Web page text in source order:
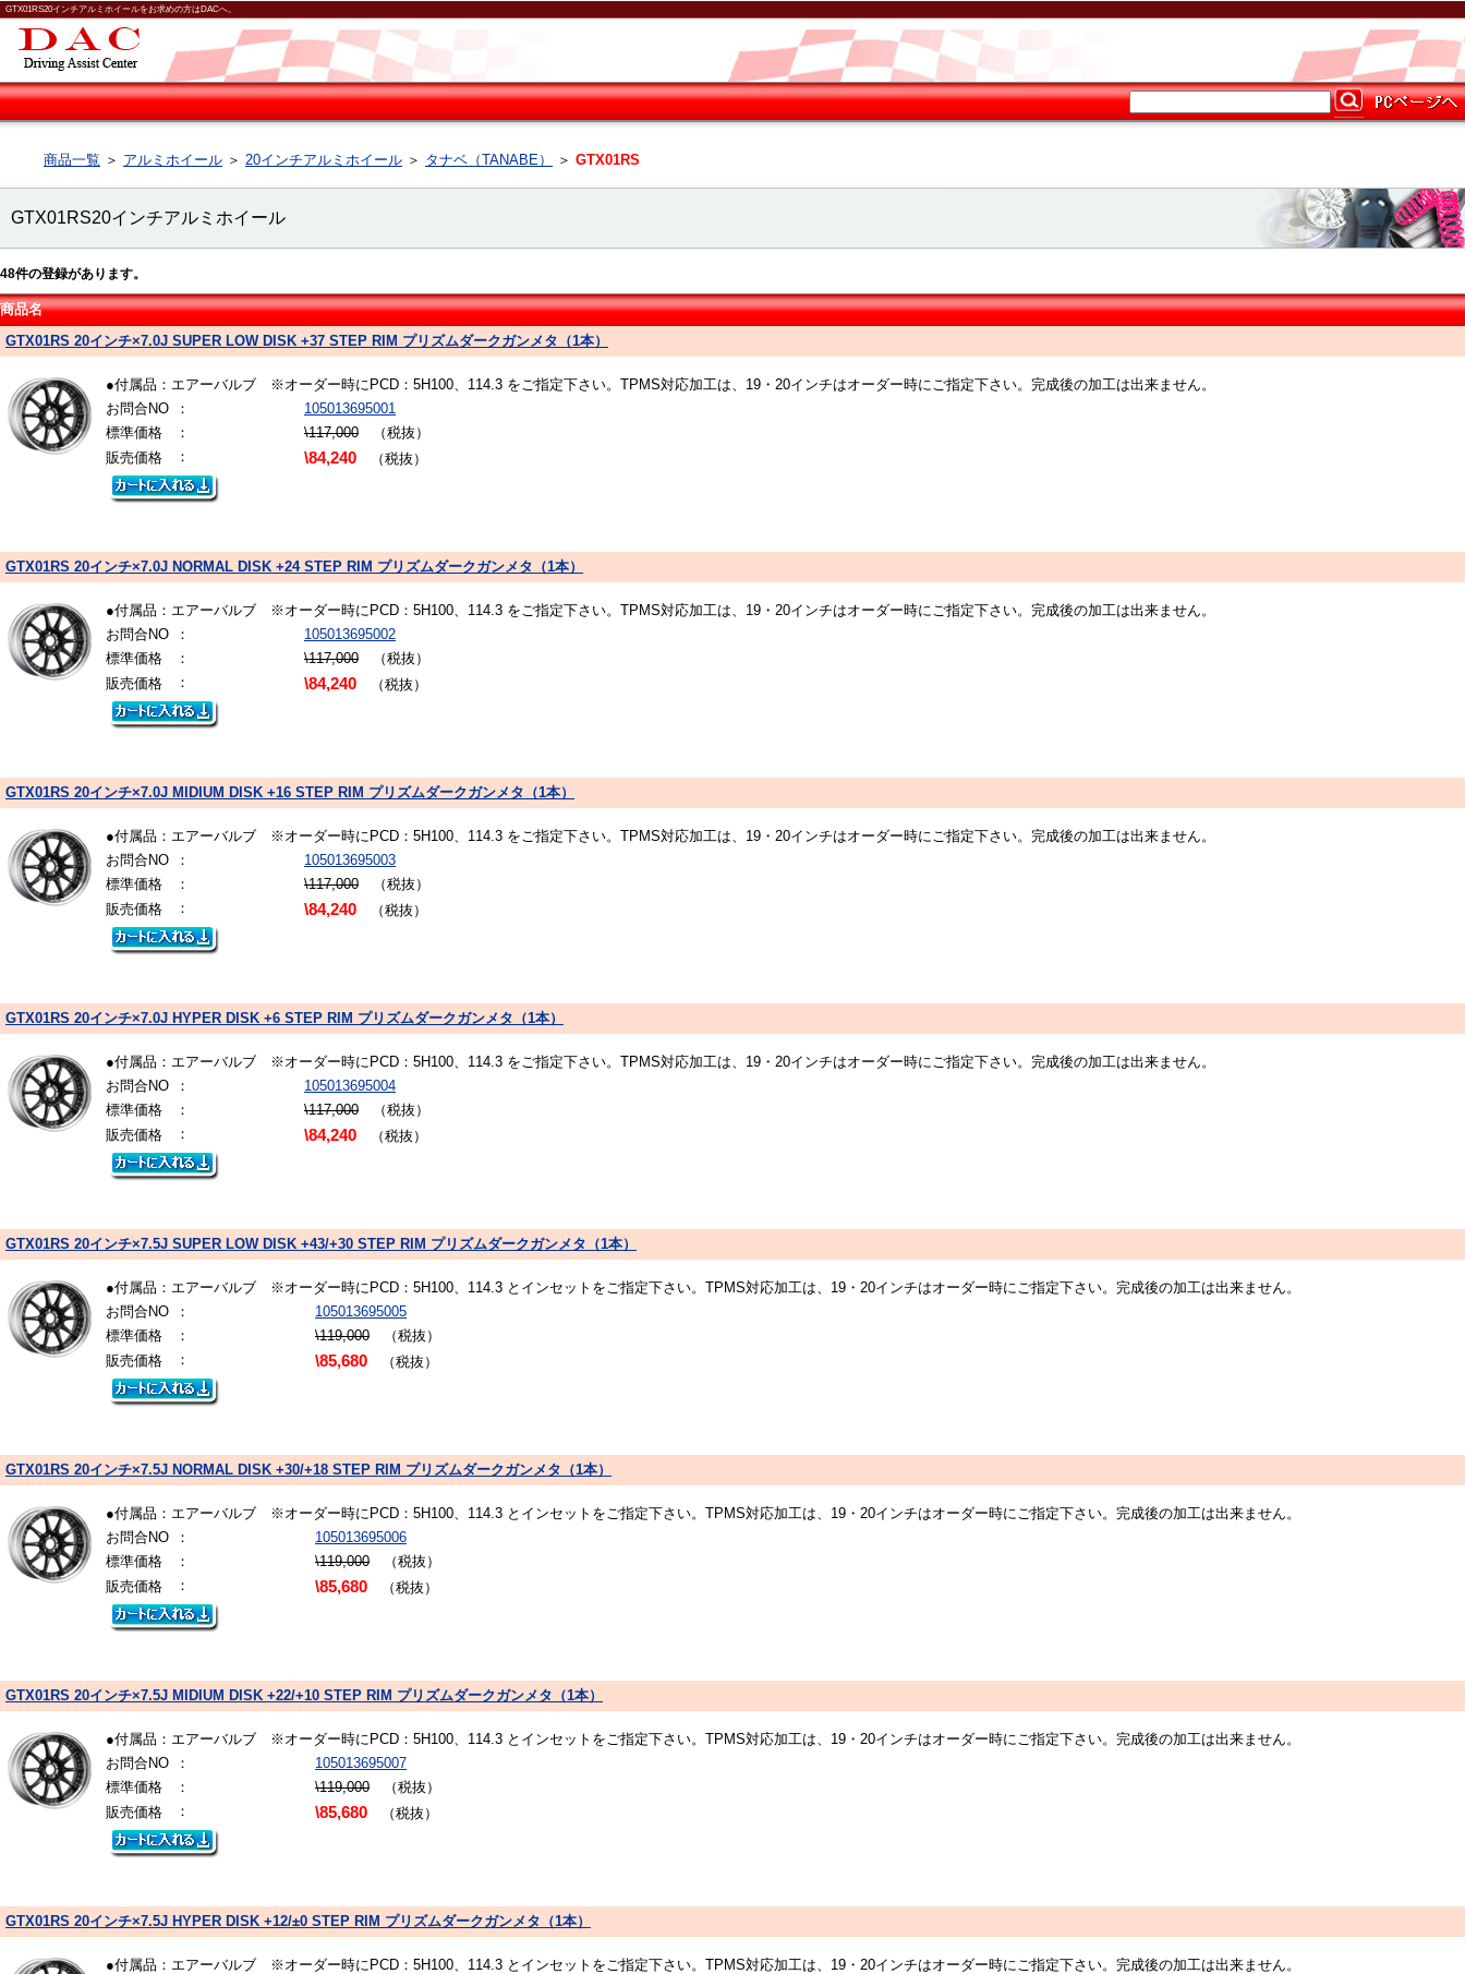
GTX01RS20インチアルミホイールをお求めの方はDACへ。
商品一覧 ＞ アルミホイール ＞ 20インチアルミホイール ＞ タナベ（TANABE） ＞ GTX01RS
GTX01RS20インチアルミホイール
48件の登録があります。
商品名
GTX01RS 20インチ×7.0J SUPER LOW DISK +37 STEP RIM プリズムダークガンメタ（1本）
●付属品：エアーバルブ ※オーダー時にPCD：5H100、114.3 をご指定下さい。TPMS対応加工は、19・20インチはオーダー時にご指定下さい。完成後の加工は出来ません。
お問合NO
：
105013695001
標準価格
： \117,000 （税抜）
販売価格
： \84,240 （税抜）
GTX01RS 20インチ×7.0J NORMAL DISK +24 STEP RIM プリズムダークガンメタ（1本）
●付属品：エアーバルブ ※オーダー時にPCD：5H100、114.3 をご指定下さい。TPMS対応加工は、19・20インチはオーダー時にご指定下さい。完成後の加工は出来ません。
お問合NO
：
105013695002
標準価格
： \117,000 （税抜）
販売価格
： \84,240 （税抜）
GTX01RS 20インチ×7.0J MIDIUM DISK +16 STEP RIM プリズムダークガンメタ（1本）
●付属品：エアーバルブ ※オーダー時にPCD：5H100、114.3 をご指定下さい。TPMS対応加工は、19・20インチはオーダー時にご指定下さい。完成後の加工は出来ません。
お問合NO
：
105013695003
標準価格
： \117,000 （税抜）
販売価格
： \84,240 （税抜）
GTX01RS 20インチ×7.0J HYPER DISK +6 STEP RIM プリズムダークガンメタ（1本）
●付属品：エアーバルブ ※オーダー時にPCD：5H100、114.3 をご指定下さい。TPMS対応加工は、19・20インチはオーダー時にご指定下さい。完成後の加工は出来ません。
お問合NO
：
105013695004
標準価格
： \117,000 （税抜）
販売価格
： \84,240 （税抜）
GTX01RS 20インチ×7.5J SUPER LOW DISK +43/+30 STEP RIM プリズムダークガンメタ（1本）
●付属品：エアーバルブ ※オーダー時にPCD：5H100、114.3 とインセットをご指定下さい。TPMS対応加工は、19・20インチはオーダー時にご指定下さい。完成後の加工は出来ません。
お問合NO
：
105013695005
標準価格
： \119,000 （税抜）
販売価格
： \85,680 （税抜）
GTX01RS 20インチ×7.5J NORMAL DISK +30/+18 STEP RIM プリズムダークガンメタ（1本）
●付属品：エアーバルブ ※オーダー時にPCD：5H100、114.3 とインセットをご指定下さい。TPMS対応加工は、19・20インチはオーダー時にご指定下さい。完成後の加工は出来ません。
お問合NO
：
105013695006
標準価格
： \119,000 （税抜）
販売価格
： \85,680 （税抜）
GTX01RS 20インチ×7.5J MIDIUM DISK +22/+10 STEP RIM プリズムダークガンメタ（1本）
●付属品：エアーバルブ ※オーダー時にPCD：5H100、114.3 とインセットをご指定下さい。TPMS対応加工は、19・20インチはオーダー時にご指定下さい。完成後の加工は出来ません。
お問合NO
：
105013695007
標準価格
： \119,000 （税抜）
販売価格
： \85,680 （税抜）
GTX01RS 20インチ×7.5J HYPER DISK +12/±0 STEP RIM プリズムダークガンメタ（1本）
●付属品：エアーバルブ ※オーダー時にPCD：5H100、114.3 とインセットをご指定下さい。TPMS対応加工は、19・20インチはオーダー時にご指定下さい。完成後の加工は出来ません。